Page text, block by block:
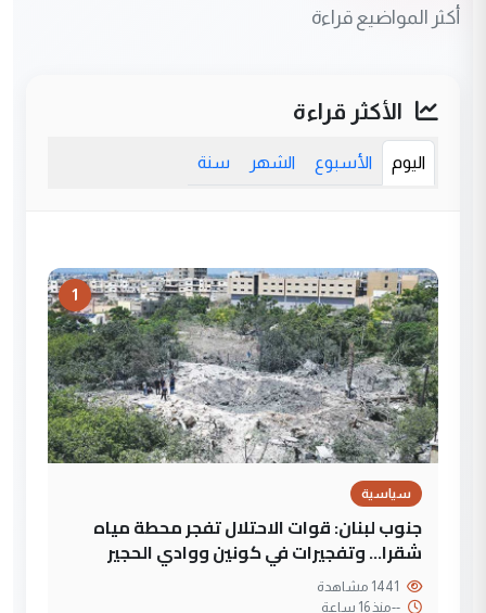
أكثر المواضيع قراءة
الأكثر قراءة
اليوم الأسبوع الشهر سنة
1
سياسية
جنوب لبنان: قوات الاحتلال تفجر محطة مياه
شقرا… وتفجيرات في كونين ووادي الحجير
--منذ 16 ساعة